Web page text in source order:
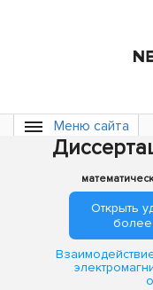
Меню сайта
Открыть
более